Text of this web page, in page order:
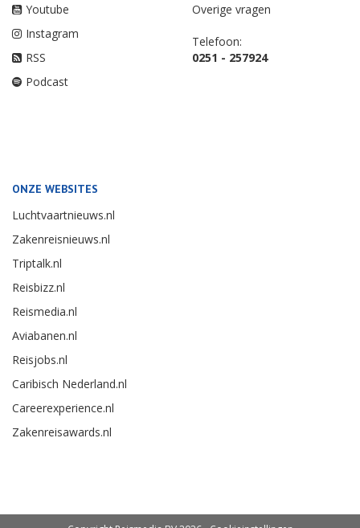
Youtube
Instagram
RSS
Podcast
Overige vragen
Telefoon:
0251 - 257924
ONZE WEBSITES
Luchtvaartnieuws.nl
Zakenreisnieuws.nl
Triptalk.nl
Reisbizz.nl
Reismedia.nl
Aviabanen.nl
Reisjobs.nl
Caribisch Nederland.nl
Careerexperience.nl
Zakenreisawards.nl